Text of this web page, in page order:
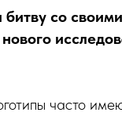
со
часто